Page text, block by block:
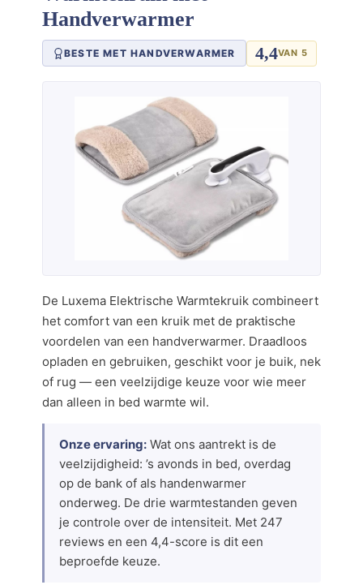
Handverwarmer
BESTE MET HANDVERWARMER 4,4VAN 5
De Luxema Elektrische Warmtekruik combineert
het comfort van een kruik met de praktische
voordelen van een handverwarmer. Draadloos
opladen en gebruiken, geschikt voor je buik, nek
of rug — een veelzijdige keuze voor wie meer
dan alleen in bed warmte wil.
Onze ervaring: Wat ons aantrekt is de
veelzijdigheid: ’s avonds in bed, overdag
op de bank of als handenwarmer
onderweg. De drie warmtestanden geven
je controle over de intensiteit. Met 247
reviews en een 4,4-score is dit een
beproefde keuze.